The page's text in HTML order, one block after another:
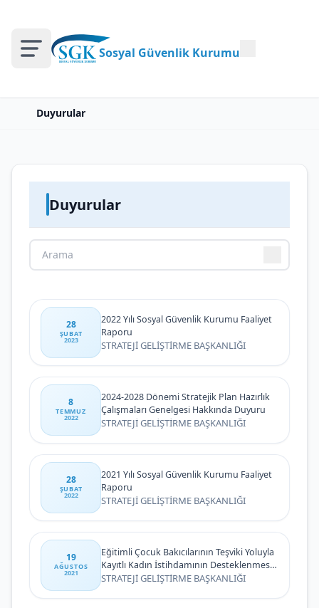
Sosyal Güvenlik Kurumu
Duyurular
Duyurular
28
ŞUBAT
2023
2022 Yılı Sosyal Güvenlik Kurumu Faaliyet
Raporu
STRATEJİ GELİŞTİRME BAŞKANLIĞI
8
TEMMUZ
2022
2024-2028 Dönemi Stratejik Plan Hazırlık
Çalışmaları Genelgesi Hakkında Duyuru
STRATEJİ GELİŞTİRME BAŞKANLIĞI
28
ŞUBAT
2022
2021 Yılı Sosyal Güvenlik Kurumu Faaliyet
Raporu
STRATEJİ GELİŞTİRME BAŞKANLIĞI
19
AĞUSTOS
2021
Eğitimli Çocuk Bakıcılarının Teşviki Yoluyla
Kayıtlı Kadın İstihdamının Desteklenmesi
Projesi Sözlü Seçme Sınavı Sonuç İlanı
STRATEJİ GELİŞTİRME BAŞKANLIĞI